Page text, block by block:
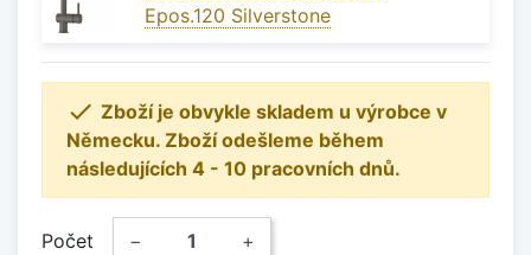
Epos.120 Silverstone
 Zboží je obvykle skladem u výrobce v
Německu. Zboží odešleme během
následujících 4 - 10 pracovních dnů.
Počet − +